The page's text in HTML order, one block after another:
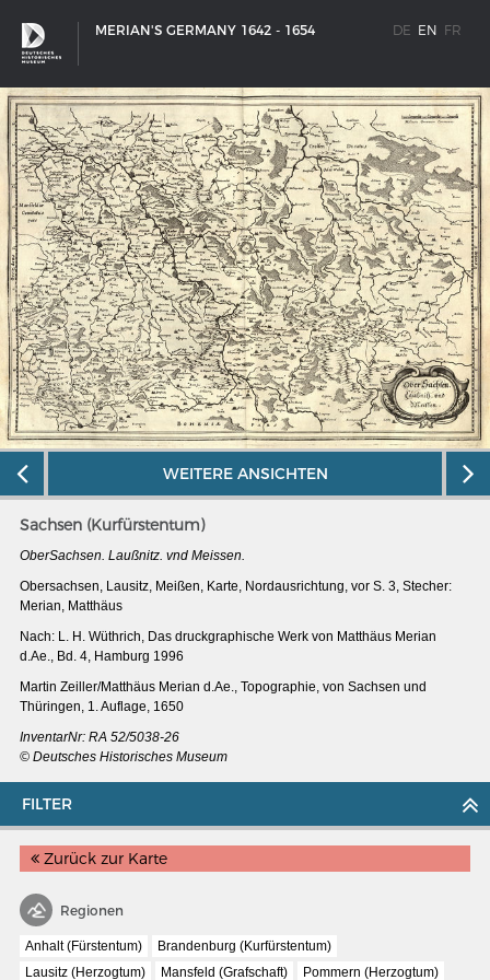
MERIAN'S GERMANY 1642 - 1654 DE EN FR
SHIP TYPES
Interaktive Karte
Image gallery
Imprint
FILTER
Zurück zur Karte
Regionen
Anhalt (Fürstentum)
Brandenburg (Kurfürstentum)
Lausitz (Herzogtum)
Mansfeld (Grafschaft) Pommern (Herzogtum)
WEITERE ANSICHTEN
Sachsen (Kurfürstentum)
OberSachsen. Laußnitz. vnd Meissen.
Obersachsen, Lausitz, Meißen, Karte, Nordausrichtung, vor S. 3, Stecher:
Merian, Matthäus
Nach: L. H. Wüthrich, Das druckgraphische Werk von Matthäus Merian
d.Ae., Bd. 4, Hamburg 1996
Martin Zeiller/Matthäus Merian d.Ae., Topographie, von Sachsen und
Thüringen, 1. Auflage, 1650
InventarNr: RA 52/5038-26
© Deutsches Historisches Museum